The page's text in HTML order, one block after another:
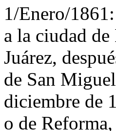
1/Enero/1861:
a la ciudad
Juárez,
de San
diciembre de
o de